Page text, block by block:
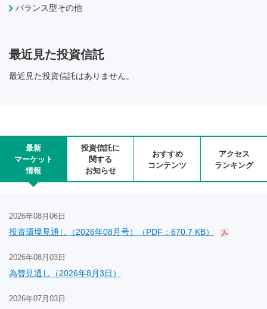
バランス型その他
最近見た投資信託
最近見た投資信託はありません。
最新
マーケット
情報
投資信託に
関する
お知らせ
おすすめ
コンテンツ
アクセス
ランキング
2026年08月06日
投資環境見通し（2026年08月号）（PDF：670.7 KB）
2026年08月03日
為替見通し（2026年8月3日）
2026年07月03日